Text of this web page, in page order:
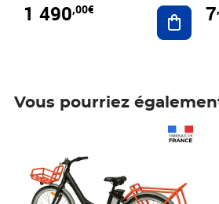
1 490,00€ Ajouter
7
Vous pourriez